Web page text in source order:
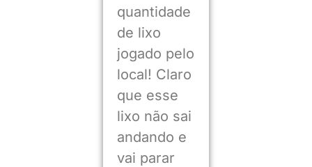
quantidade
de lixo
jogado pelo
local! Claro
que esse
lixo não sai
andando e
vai parar